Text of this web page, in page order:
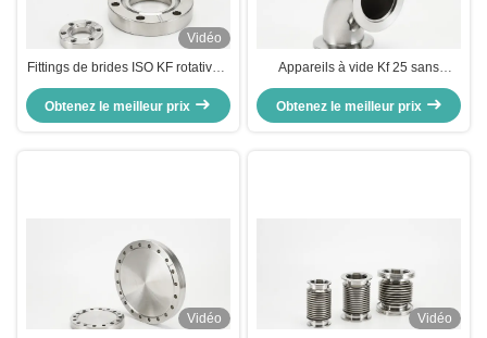
Vidéo
Fittings de brides ISO KF rotatives,
brides en acier inoxydable avec
vide élevé
Obtenez le meilleur prix
Appareils à vide Kf 25 sans
danger
Obtenez le meilleur prix
Vidéo
Vidéo